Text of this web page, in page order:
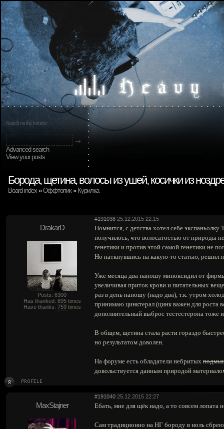
Search on the forums:
Advanced search
View your posts
Борода, щетина, волосы из ушей, косички из
Board index »Оффтопик» Курилка
#191038 25.12.2015 22:15
DrakarD
Posts: 6300
Has thanked: 895times
Have thanks: 759times
Помнится, с детства хотел себе
получилось, что волосатостью от природы
генетики и против этой самой генетики не
Но наткнувшись на какую-то статью, решил
Уже месяца два наношу миноксидил от
увеличивая приток крови и питательных
раз в день наношу (надо два), т.к. утром
принимаю цинктерал (цинк важен для роста
дополнительный выброс тестестерона тоже
В общем, щетина стала расти гораздо
но результатом доволен.
На форуме есть обладатели небритых
довольствуется данным природой
#191040 25.12.2015 22:27
MaxStajner Ебать, мне для щёк надо, а то совсем лопата
Сам традиционно на НГ бороду в ноль